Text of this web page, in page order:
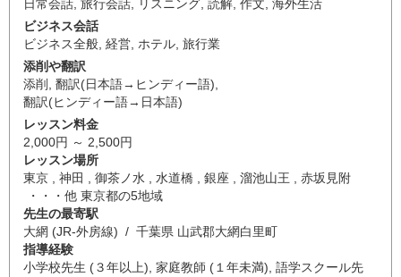
日常会話, 旅行会話, リスニング, 読解, 作文, 海外生活
ビジネス会話
ビジネス全般, 経営, ホテル, 旅行業
添削や翻訳
添削 , 翻訳(日本語→ヒンディー語),
翻訳(ヒンディー語→日本語)
レッスン料金
2,000円 ～ 2,500円
レッスン場所
東京 , 神田 , 御茶ノ水 , 水道橋 , 銀座 , 溜池山王 , 赤坂見附
・・・他 東京都の5地域
先生の最寄駅
大網 (JR-外房線) / 千葉県 山武郡大網白里町
指導経験
小学校先生 (３年以上), 家庭教師 (１年未満), 語学スクール先